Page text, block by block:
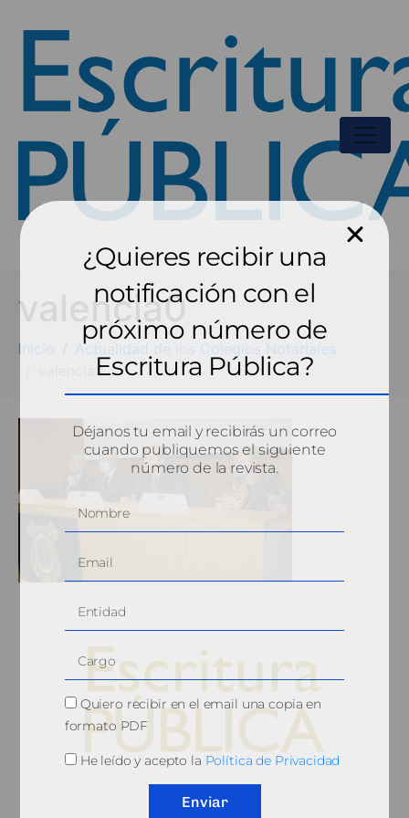
valencia0
Inicio
Actualidad de los Colegios Notariales
valencia0
¿Quieres recibir una
notificación con el
próximo número de
Escritura Pública?
Déjanos tu email y recibirás un correo
cuando publiquemos el siguiente
número de la revista.
Quiero recibir en el email una copia en
formato PDF
He leído y acepto la Política de Privacidad
Enviar